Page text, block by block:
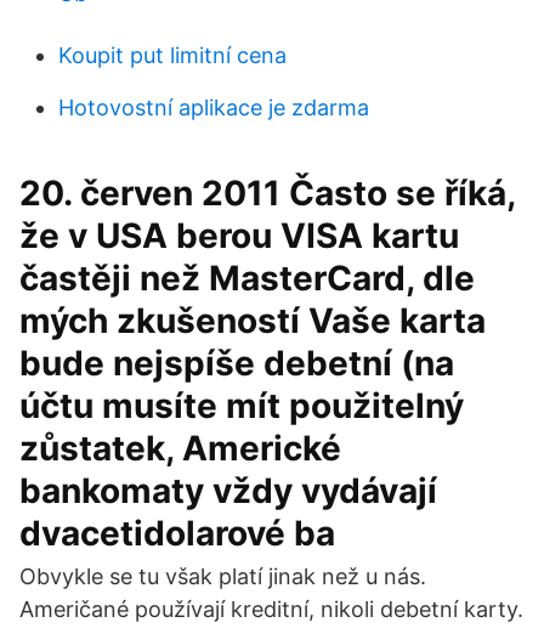
Koupit put limitní cena
Hotovostní aplikace je zdarma
20. červen 2011 Často se říká,
že v USA berou VISA kartu
častěji než MasterCard, dle
mých zkušeností Vaše karta
bude nejspíše debetní (na
účtu musíte mít použitelný
zůstatek, Americké
bankomaty vždy vydávají
dvacetidolarové ba
Obvykle se tu však platí jinak než u nás.
Američané používají kreditní, nikoli debetní karty.